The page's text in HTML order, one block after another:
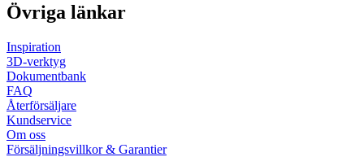
Övriga länkar
Inspiration
3D-verktyg
Dokumentbank
FAQ
Återförsäljare
Kundservice
Om oss
Försäljningsvillkor & Garantier